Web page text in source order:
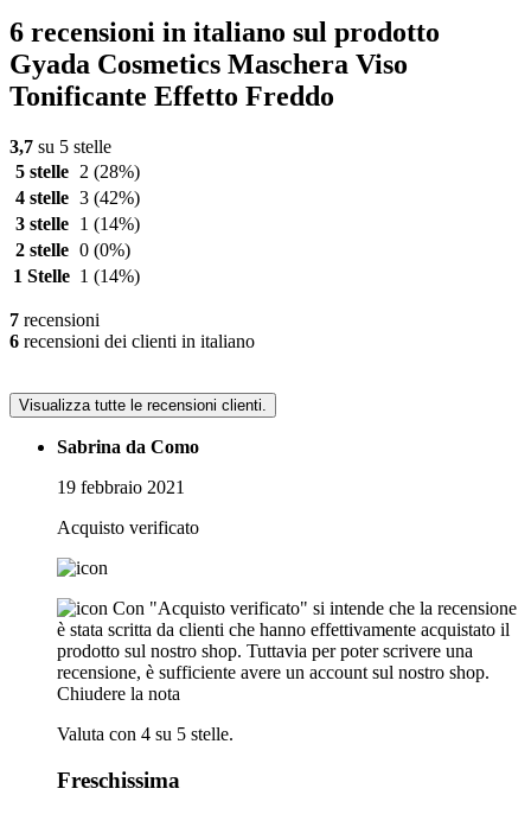
6 recensioni in italiano sul prodotto
Gyada Cosmetics Maschera Viso
Tonificante Effetto Freddo
3,7 su 5 stelle
5 stelle
2 (28%)
4 stelle 3 (42%)
3 stelle
1 (14%)
2 stelle 0 (0%)
1 Stelle 1 (14%)
7 recensioni
6 recensioni dei clienti in italiano
Visualizza tutte le recensioni clienti.
Sabrina da Como
19 febbraio 2021
Acquisto verificato
Con "Acquisto verificato" si intende che la recensione
è stata scritta da clienti che hanno effettivamente acquistato il
prodotto sul nostro shop. Tuttavia per poter scrivere una
recensione, è sufficiente avere un account sul nostro shop.
Chiudere la nota
Valuta con 4 su 5 stelle.
Freschissima